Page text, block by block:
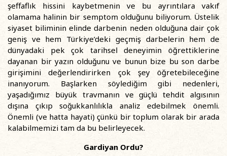
şeffaflık hissini kaybetmenin ve bu ayrıntılara vakıf
olamama halinin bir semptom olduğunu biliyorum. Üstelik
siyaset biliminin elinde darbenin neden olduğuna dair çok
geniş ve hem Türkiye’deki geçmiş darbelerin hem de
dünyadaki pek çok tarihsel deneyimin öğrettiklerine
dayanan bir yazın olduğunu ve bunun bize bu son darbe
girişimini değerlendirirken çok şey öğretebileceğine
inanıyorum. Başlarken söylediğim gibi nedenleri,
yaşadığımız büyük travmanın ve güçlü tehdit algısının
dışına çıkıp soğukkanlılıkla analiz edebilmek önemli.
Önemli (ve hatta hayati) çünkü bir toplum olarak bir arada
kalabilmemizi tam da bu belirleyecek.
Gardiyan Ordu?